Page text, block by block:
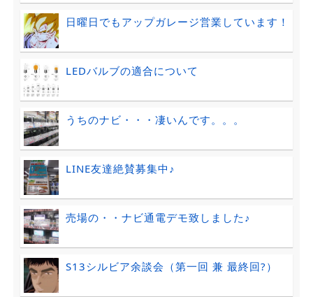
日曜日でもアップガレージ営業しています！
LEDバルブの適合について
うちのナビ・・・凄いんです。。。
LINE友達絶賛募集中♪
売場の・・ナビ通電デモ致しました♪
S13シルビア余談会（第一回 兼 最終回?）